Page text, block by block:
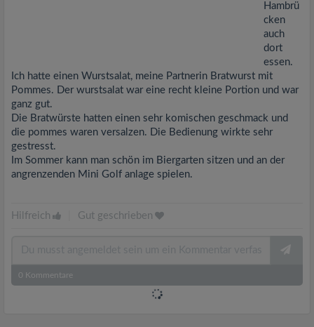
Hambrü
cken
auch
dort
essen.
Ich hatte einen Wurstsalat, meine Partnerin Bratwurst mit
Pommes. Der wurstsalat war eine recht kleine Portion und war
ganz gut.
Die Bratwürste hatten einen sehr komischen geschmack und
die pommes waren versalzen. Die Bedienung wirkte sehr
gestresst.
Im Sommer kann man schön im Biergarten sitzen und an der
angrenzenden Mini Golf anlage spielen.
Hilfreich Gut geschrieben
0 Kommentare